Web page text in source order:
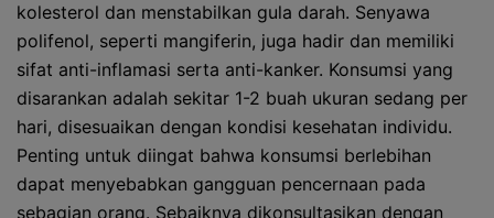
kolesterol dan menstabilkan gula darah. Senyawa
polifenol, seperti mangiferin, juga hadir dan memiliki
sifat anti-inflamasi serta anti-kanker. Konsumsi yang
disarankan adalah sekitar 1-2 buah ukuran sedang per
hari, disesuaikan dengan kondisi kesehatan individu.
Penting untuk diingat bahwa konsumsi berlebihan
dapat menyebabkan gangguan pencernaan pada
sebagian orang. Sebaiknya dikonsultasikan dengan